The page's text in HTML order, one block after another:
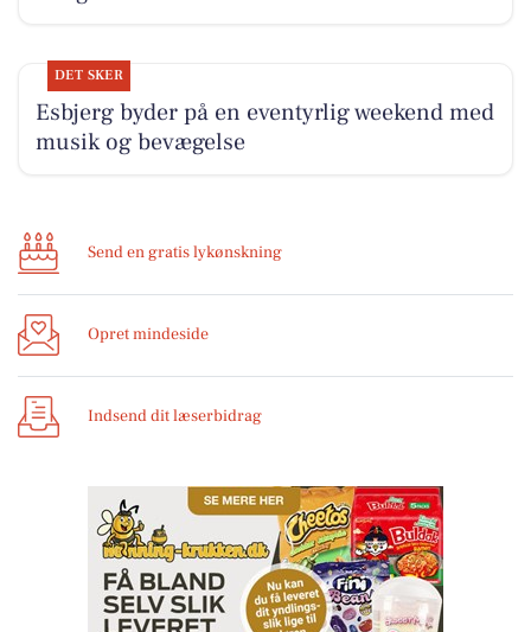
DET SKER
Esbjerg byder på en eventyrlig weekend med
musik og bevægelse
Send en gratis lykønskning
Opret mindeside
Indsend dit læserbidrag